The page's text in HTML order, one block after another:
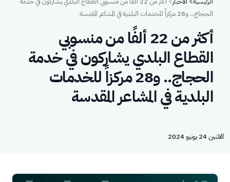
Breadcrumb
الحجاج.. و28 مركزاً للخدمات البلدية في المشاعر المقدسة
أكثر من 22 ألفًا من منسوبي
القطاع البلدي يشاركون في خدمة
الحجاج.. و28 مركزاً للخدمات
البلدية في المشاعر المقدسة
الاثنين 24 يونيو 2024